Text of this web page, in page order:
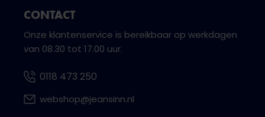
CONTACT
Onze klantenservice is bereikbaar op werkdagen
van 08.30 tot 17.00 uur.
0118 473 250
webshop@jeansinn.nl